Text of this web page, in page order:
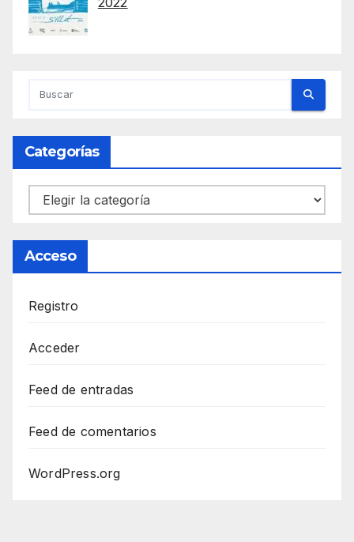
Categorías
Categorías
Acceso
Registro
Acceder
Feed de entradas
Feed de comentarios
WordPress.org